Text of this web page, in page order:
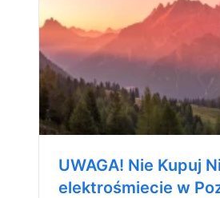
UWAGA! Nie Kupuj
elektrośmiecie w